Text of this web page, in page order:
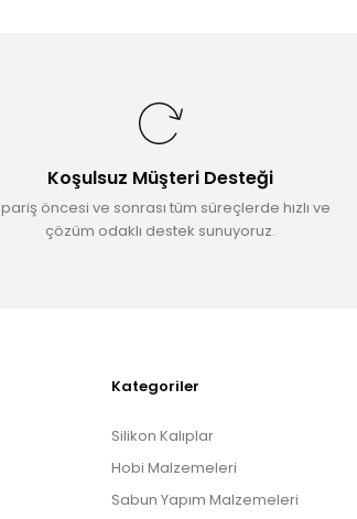
Koşulsuz Müşteri Desteği
öncesi ve sonrası tüm süreçlerde hızlı ve
çözüm odaklı destek sunuyoruz.
Kategoriler
Silikon Kalıplar
Hobi Malzemeleri
Sabun Yapım Malzemeleri